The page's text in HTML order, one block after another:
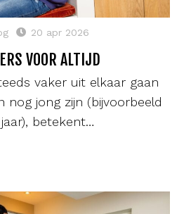
20 apr 2026
VOOR ALTIJD
vaker uit elkaar gaan
nog jong zijn (bijvoorbeeld
betekent…